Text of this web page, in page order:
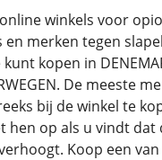
winkels voor
merken tegen
kopen in
De meeste
bij de winkel te
hen op als u vindt dat
Koop een